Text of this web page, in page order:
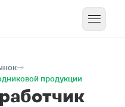
продукции